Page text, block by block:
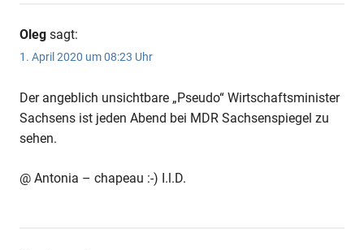
Oleg sagt:
1. April 2020 um 08:23 Uhr
Der angeblich unsichtbare „Pseudo“ Wirtschaftsminister
Sachsens ist jeden Abend bei MDR Sachsenspiegel zu
sehen.
@ Antonia – chapeau :-) I.l.D.